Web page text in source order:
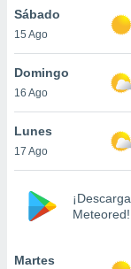
aceptar
Sábado
15 Ago
Domingo
16 Ago
Lunes
17 Ago
¡Descarga
Meteored!
Martes